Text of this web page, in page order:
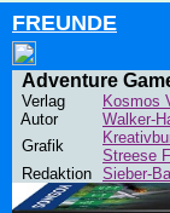
FREUNDE
Adventure
Verlag
Kosmos
Autor
Walker-
Grafik
Streese
Redaktion Sieber-